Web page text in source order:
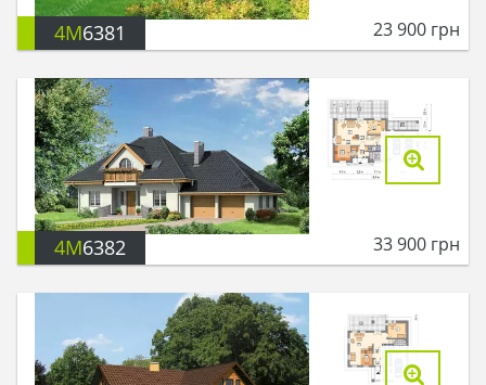
4M6381 23 900 грн
4M6382 33 900 грн